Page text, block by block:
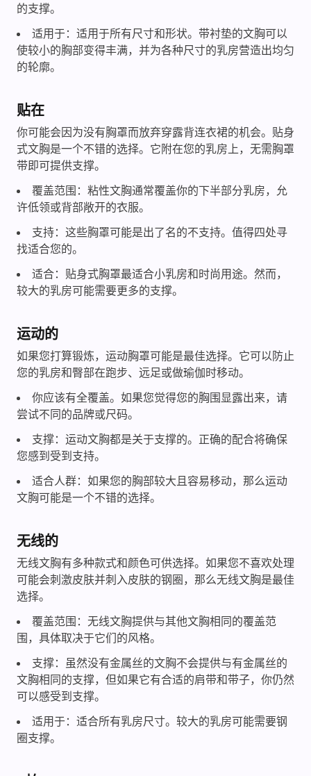
的支撑。
适用于：适用于所有尺寸和形状。带衬垫的文胸可以
使较小的胸部变得丰满，并为各种尺寸的乳房营造出均匀
的轮廓。
贴在
你可能会因为没有胸罩而放弃穿露背连衣裙的机会。贴身
式文胸是一个不错的选择。它附在您的乳房上，无需胸罩
带即可提供支撑。
覆盖范围：粘性文胸通常覆盖你的下半部分乳房，允
许低领或背部敞开的衣服。
支持：这些胸罩可能是出了名的不支持。值得四处寻
找适合您的。
适合：贴身式胸罩最适合小乳房和时尚用途。然而，
较大的乳房可能需要更多的支撑。
运动的
如果您打算锻炼，运动胸罩可能是最佳选择。它可以防止
您的乳房和臀部在跑步、远足或做瑜伽时移动。
你应该有全覆盖。如果您觉得您的胸围显露出来，请
尝试不同的品牌或尺码。
支撑：运动文胸都是关于支撑的。正确的配合将确保
您感到受到支持。
适合人群：如果您的胸部较大且容易移动，那么运动
文胸可能是一个不错的选择。
无线的
无线文胸有多种款式和颜色可供选择。如果您不喜欢处理
可能会刺激皮肤并刺入皮肤的钢圈，那么无线文胸是最佳
选择。
覆盖范围：无线文胸提供与其他文胸相同的覆盖范
围，具体取决于它们的风格。
支撑：虽然没有金属丝的文胸不会提供与有金属丝的
文胸相同的支撑，但如果它有合适的肩带和带子，你仍然
可以感受到支撑。
适用于：适合所有乳房尺寸。较大的乳房可能需要钢
圈支撑。